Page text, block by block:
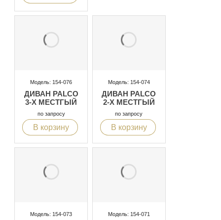
Модель: 154-076
ДИВАН PALCO
3-Х МЕСТГЫЙ
по запросу
В корзину
Модель: 154-074
ДИВАН PALCO
2-Х МЕСТГЫЙ
по запросу
В корзину
Модель: 154-073 Модель: 154-071